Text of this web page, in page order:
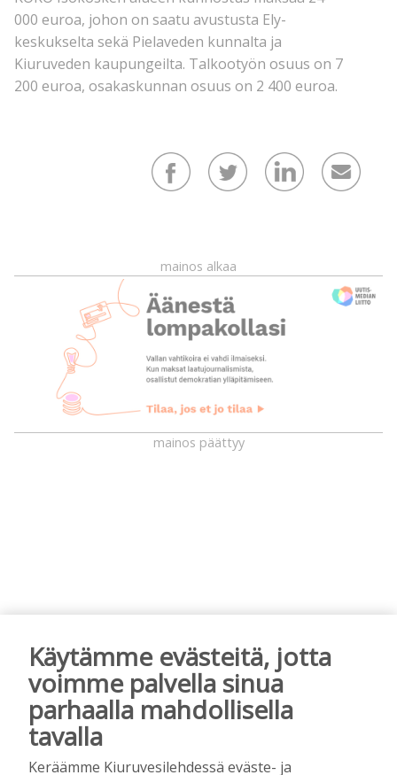
000 euroa, johon on saatu avustusta Ely-
keskukselta sekä Pielaveden kunnalta ja
Kiuruveden kaupungeilta. Talkootyön osuus on 7
200 euroa, osakaskunnan osuus on 2 400 euroa.
mainos alkaa
mainos päättyy
Mikko Remes täyttää 50 vuotta – vaikka
villitystäkin on havaittavissa, sanoo
syntymäpäiväsankari oppineensa myös
hölläämään vauhtia
Tilaajille
Käytämme evästeitä, jotta
voimme palvella sinua
parhaalla mahdollisella
tavalla
Keräämme Kiuruvesilehdessä eväste- ja